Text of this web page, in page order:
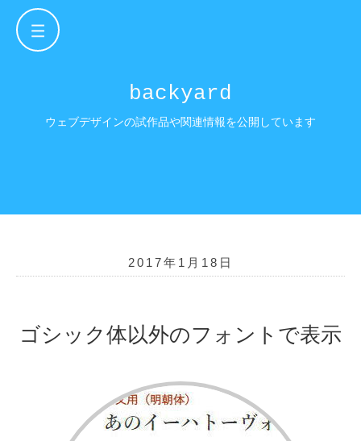
backyard
ウェブデザインの試作品や関連情報を公開しています
2017年1月18日
ゴシック体以外のフォントで表示